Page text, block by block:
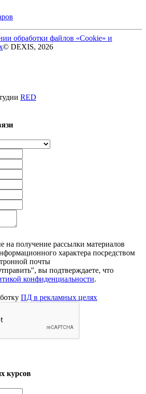
обработки файлов «Cookie» и
© DEXIS, 2026
RED
на получение рассылки материалов
характера посредством
почты
вы подтверждаете, что
конфиденциальности.
ПД в рекламных целях
курсов